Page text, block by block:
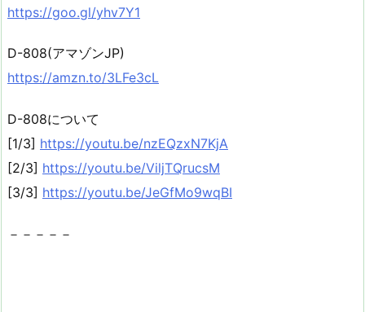
https://goo.gl/yhv7Y1
D-808(アマゾンJP)
https://amzn.to/3LFe3cL
D-808について
[1/3] https://youtu.be/nzEQzxN7KjA
[2/3] https://youtu.be/ViljTQrucsM
[3/3] https://youtu.be/JeGfMo9wqBI
－－－－－